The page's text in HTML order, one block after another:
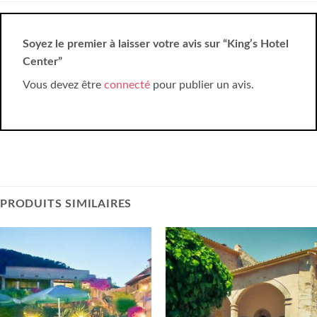
Soyez le premier à laisser votre avis sur “King’s Hotel
Center”
Vous devez être connecté pour publier un avis.
PRODUITS SIMILAIRES